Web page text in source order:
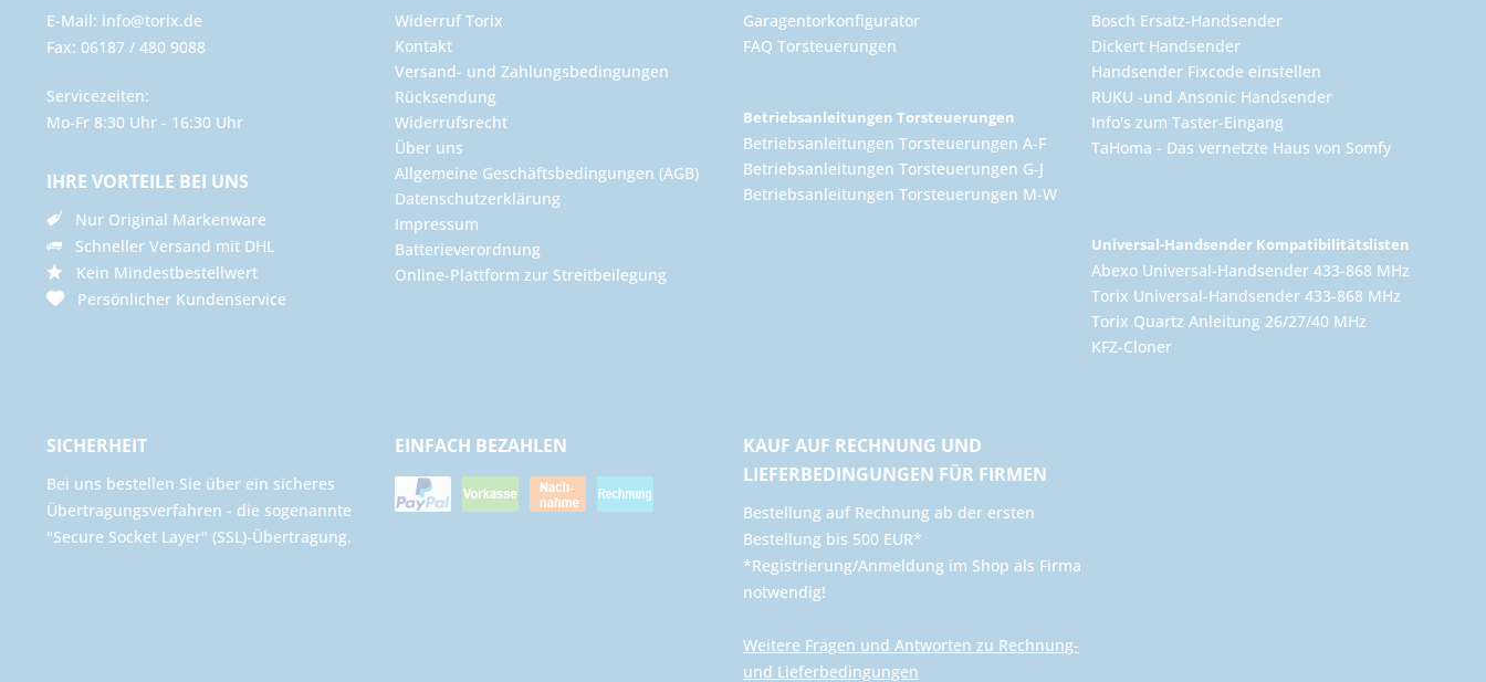
E-Mail: info@torix.de
Fax: 06187 / 480 9088
Servicezeiten:
Mo-Fr 8:30 Uhr - 16:30 Uhr
IHRE VORTEILE BEI UNS
Nur Original Markenware
Schneller Versand mit DHL
Kein Mindestbestellwert
Persönlicher Kundenservice
Widerruf Torix
Kontakt
Versand- und Zahlungsbedingungen
Rücksendung
Widerrufsrecht
Über uns
Allgemeine Geschäftsbedingungen (AGB)
Datenschutzerklärung
Impressum
Batterieverordnung
Online-Plattform zur Streitbeilegung
Garagentorkonfigurator
FAQ Torsteuerungen
Betriebsanleitungen Torsteuerungen
Betriebsanleitungen Torsteuerungen A-F
Betriebsanleitungen Torsteuerungen G-J
Betriebsanleitungen Torsteuerungen M-W
Bosch Ersatz-Handsender
Dickert Handsender
Handsender Fixcode einstellen
RUKU -und Ansonic Handsender
Info's zum Taster-Eingang
TaHoma - Das vernetzte Haus von Somfy
Universal-Handsender Kompatibilitätslisten
Abexo Universal-Handsender 433-868 MHz
Torix Universal-Handsender 433-868 MHz
Torix Quartz Anleitung 26/27/40 MHz
KFZ-Cloner
SICHERHEIT
Bei uns bestellen Sie über ein sicheres
Übertragungsverfahren - die sogenannte
"Secure Socket Layer" (SSL)-Übertragung.
EINFACH BEZAHLEN
KAUF AUF RECHNUNG UND
LIEFERBEDINGUNGEN FÜR FIRMEN
​Bestellung auf Rechnung ab der ersten
Bestellung bis 500 EUR*
*Registrierung/Anmeldung im Shop als Firma
notwendig!
Weitere Fragen und Antworten zu Rechnung-
und Lieferbedingungen